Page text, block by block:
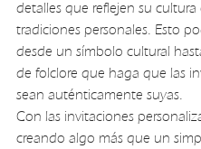
detalles que reflejen su cultura
tradiciones personales. Esto
desde un símbolo cultural
de folclore que haga que las
sean auténticamente suyas.
Con las invitaciones
creando algo más que un